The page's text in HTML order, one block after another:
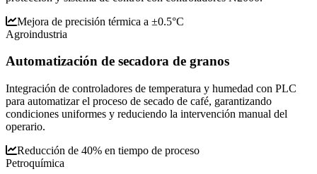
Mejora de precisión térmica a ±0.5°C
Agroindustria
Automatización de secadora de granos
Integración de controladores de temperatura y humedad con PLC
para automatizar el proceso de secado de café, garantizando
condiciones uniformes y reduciendo la intervención manual del
operario.
Reducción de 40% en tiempo de proceso
Petroquímica